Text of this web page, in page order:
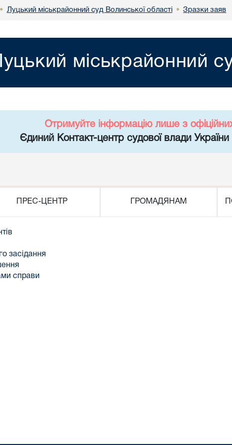
• Луцький міськрайонний суд Волинської області • Зразки заяв
міськрайонний
Отримуйте інформацію лише з
Єдиний Контакт-центр судової влади
ПРЕС-ЦЕНТР ГРОМАДЯНАМ
засідання
справи